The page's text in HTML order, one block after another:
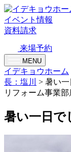
イベント情報
資料請求
来場予約
MENU
イデキョウホーム
長：塩川
> 暑い一
リフォーム事業部
暑い一日で